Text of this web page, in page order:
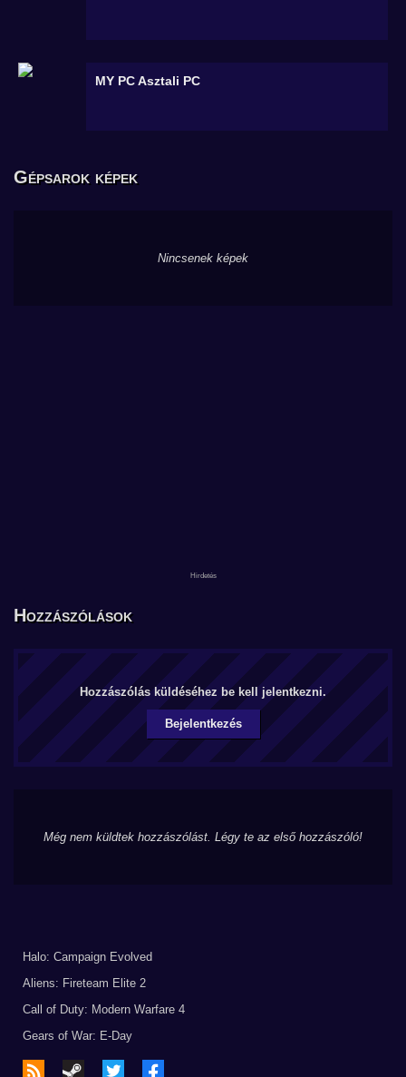
MY PCAsztali PC
Gépsarok képek
Nincsenek képek
Hozzászólások
Hozzászólás küldéséhez be kell jelentkezni.
Bejelentkezés
Még nem küldtek hozzászólást. Légy te az első hozzászóló!
Halo: Campaign Evolved
Aliens: Fireteam Elite 2
Call of Duty: Modern Warfare 4
Gears of War: E-Day